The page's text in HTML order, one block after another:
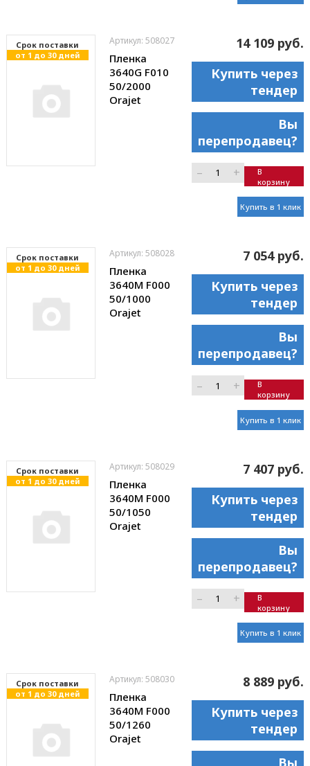
Cрок поставки
от 1 до 30 дней
Артикул: 508027
Пленка
3640G F010
50/2000
Orajet
14 109 руб.
Купить через
тендер
Вы
перепродавец?
– +
В
корзину
Купить в 1 клик
Cрок поставки
от 1 до 30 дней
Артикул: 508028
Пленка
3640M F000
50/1000
Orajet
7 054 руб.
Купить через
тендер
Вы
перепродавец?
– +
В
корзину
Купить в 1 клик
Cрок поставки
от 1 до 30 дней
Артикул: 508029
Пленка
3640M F000
50/1050
Orajet
7 407 руб.
Купить через
тендер
Вы
перепродавец?
– +
В
корзину
Купить в 1 клик
Cрок поставки
от 1 до 30 дней
Артикул: 508030
Пленка
3640M F000
50/1260
Orajet
8 889 руб.
Купить через
тендер
Вы